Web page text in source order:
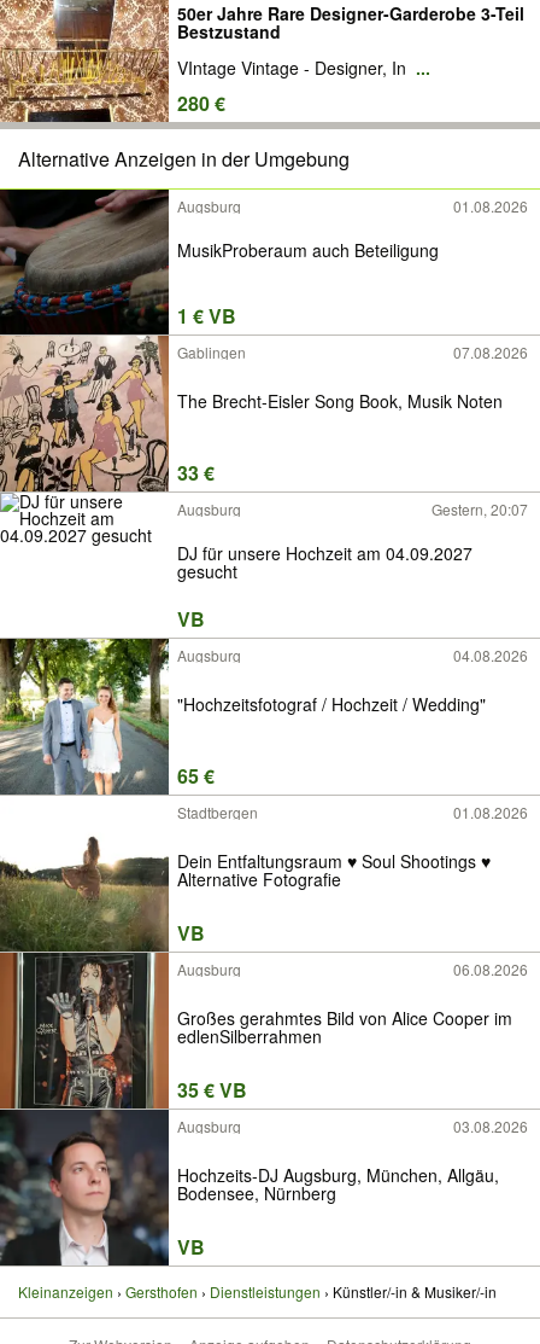
50er Jahre Rare Designer-Garderobe 3-Teil
Bestzustand
VIntage Vintage - Designer, In ...
280 €
Alternative Anzeigen in der Umgebung
Augsburg 01.08.2026
MusikProberaum auch Beteiligung
1 € VB
Gablingen 07.08.2026
The Brecht-Eisler Song Book, Musik Noten
33 €
Augsburg Gestern, 20:07
DJ für unsere Hochzeit am 04.09.2027
gesucht
VB
Augsburg 04.08.2026
"Hochzeitsfotograf / Hochzeit / Wedding"
65 €
Stadtbergen 01.08.2026
Dein Entfaltungsraum ♥ Soul Shootings ♥
Alternative Fotografie
VB
Augsburg 06.08.2026
Großes gerahmtes Bild von Alice Cooper im
edlenSilberrahmen
35 € VB
Augsburg 03.08.2026
Hochzeits-DJ Augsburg, München, Allgäu,
Bodensee, Nürnberg
VB
Kleinanzeigen Gersthofen Dienstleistungen Künstler/-in & Musiker/-in